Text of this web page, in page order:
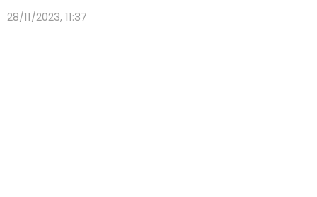
28/11/2023, 11:37